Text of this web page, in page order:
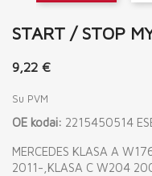
START / STOP
9,22 €
Su PVM
OE kodai: 2215450514
MERCEDES KLASA A
2011-,KLASA C W204